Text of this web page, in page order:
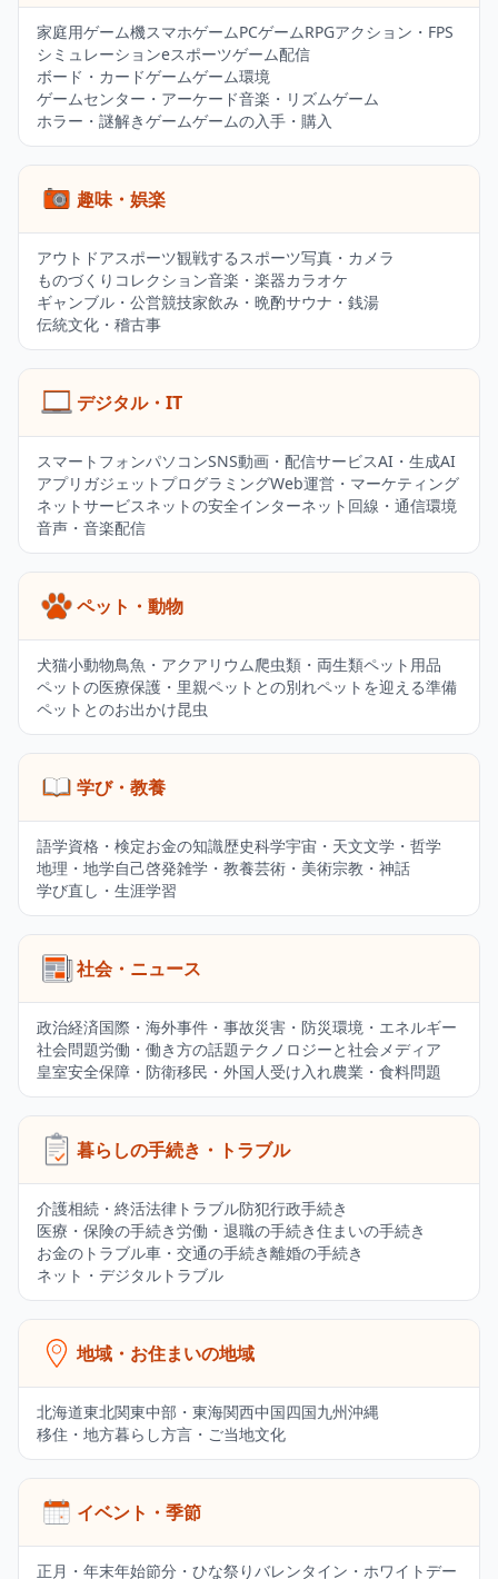
家庭用ゲーム機スマホゲームPCゲームRPGアクション・FPS
シミュレーションeスポーツゲーム配信
ボード・カードゲームゲーム環境
ゲームセンター・アーケード音楽・リズムゲーム
ホラー・謎解きゲームゲームの入手・購入
趣味・娯楽
アウトドアスポーツ観戦するスポーツ写真・カメラ
ものづくり コレクション音楽・楽器カラオケ
ギャンブル・公営競技家飲み・晩酌サウナ・銭湯
伝統文化・稽古事
デジタル・IT
スマートフォンパソコンSNS動画・配信サービスAI・生成AI
アプリ ガジェット プログラミングWeb運営・マーケティング
ネットサービスネットの安全インターネット回線・通信環境
音声・音楽配信
ペット・動物
犬猫小動物鳥魚・アクアリウム爬虫類・両生類ペット用品
ペットの医療保護・里親ペットとの別れペットを迎える準備
ペットとのお出かけ昆虫
学び・教養
語学資格・検定お金の知識歴史科学宇宙・天文文学・哲学
地理・地学自己啓発雑学・教養芸術・美術宗教・神話
学び直し・生涯学習
社会・ニュース
政治経済国際・海外事件・事故災害・防災環境・エネルギー
社会問題労働・働き方の話題テクノロジーと社会メディア
皇室安全保障・防衛移民・外国人受け入れ農業・食料問題
暮らしの手続き・トラブル
介護相続・終活法律トラブル防犯行政手続き
医療・保険の手続き労働・退職の手続き住まいの手続き
お金のトラブル車・交通の手続き離婚の手続き
ネット・デジタルトラブル
地域・お住まいの地域
北海道東北関東中部・東海関西中国四国九州沖縄
移住・地方暮らし方言・ご当地文化
イベント・季節
正月・年末年始節分・ひな祭りバレンタイン・ホワイトデー